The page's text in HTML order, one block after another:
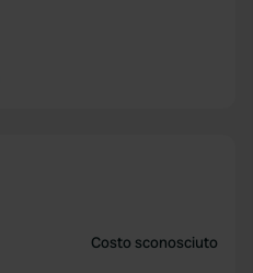
Costo sconosciuto